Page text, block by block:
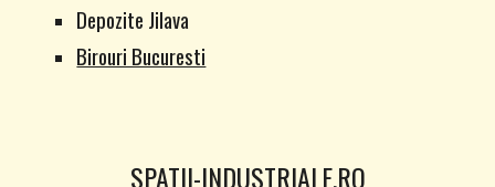
Depozite Jilava
Birouri Bucuresti
SPATII-INDUSTRIALE.RO